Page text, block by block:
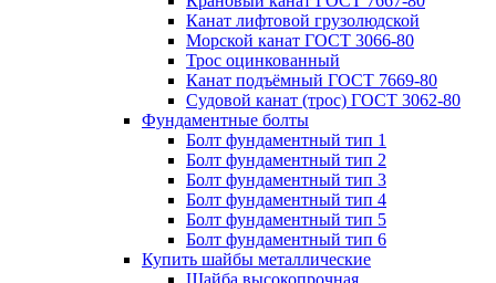
Канат лифтовой грузолюдской
Морской канат ГОСТ 3066-80
Трос оцинкованный
Канат подъёмный ГОСТ 7669-80
Судовой канат (трос) ГОСТ 3062-80
Фундаментные болты
Болт фундаментный тип 1
Болт фундаментный тип 2
Болт фундаментный тип 3
Болт фундаментный тип 4
Болт фундаментный тип 5
Болт фундаментный тип 6
Купить шайбы металлические
Шайба высокопрочная